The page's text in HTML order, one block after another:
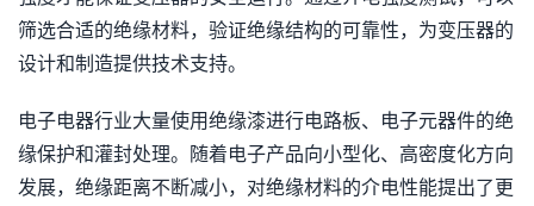
筛选合适的绝缘材料，验证绝缘结构的可靠性，为变压器的
设计和制造提供技术支持。
电子电器行业大量使用绝缘漆进行电路板、电子元器件的绝
缘保护和灌封处理。随着电子产品向小型化、高密度化方向
发展，绝缘距离不断减小，对绝缘材料的介电性能提出了更